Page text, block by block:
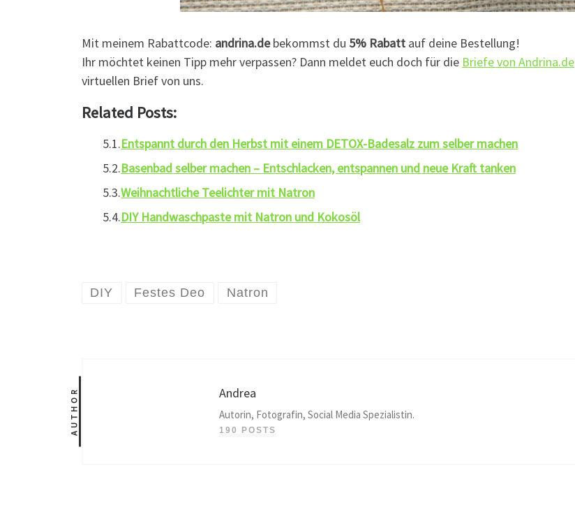
Mit meinem Rabattcode: andrina.debekommst du 5% Rabatt auf deine Bestellung!
Ihr möchtet keinen Tipp mehr verpassen? Dann meldet euch doch für die Briefe von Andrina.de
virtuellen Brief von uns.
Related Posts:
Entspannt durch den Herbst mit einem DETOX-Badesalz zum selber machen
Basenbad selber machen – Entschlacken, entspannen und neue Kraft tanken
Weihnachtliche Teelichter mit Natron
DIY Handwaschpaste mit Natron und Kokosöl
DIY Festes Deo Natron
AUTHOR Andrea
Autorin, Fotografin, Social Media Spezialistin.
190 POSTS